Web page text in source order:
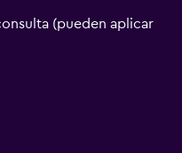
(pueden aplicar